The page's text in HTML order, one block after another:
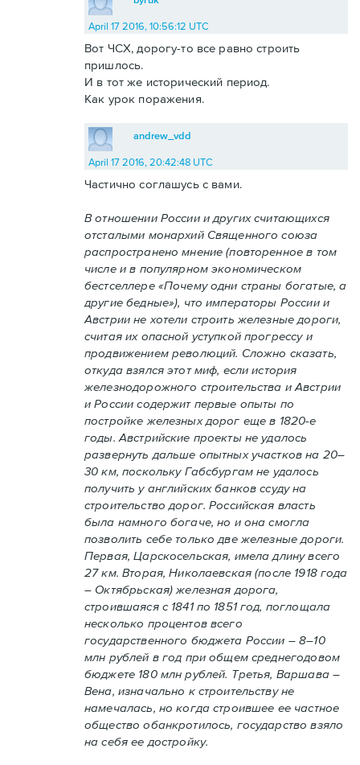
April 17 2016, 10:56:12 UTC
Вот ЧСХ, дорогу-то все равно строить
пришлось.
И в тот же исторический период.
Как урок поражения.
andrew_vdd
April 17 2016, 20:42:48 UTC
Частично соглашусь с вами.
В отношении России и других считающихся
отсталыми монархий Священного союза
распространено мнение (повторенное в том
числе и в популярном экономическом
бестселлере «Почему одни страны богатые, а
другие бедные»), что императоры России и
Австрии не хотели строить железные дороги,
считая их опасной уступкой прогрессу и
продвижением революций. Сложно сказать,
откуда взялся этот миф, если история
железнодорожного строительства и Австрии
и России содержит первые опыты по
постройке железных дорог еще в 1820-е
годы. Австрийские проекты не удалось
развернуть дальше опытных участков на 20–
30 км, поскольку Габсбургам не удалось
получить у английских банков ссуду на
строительство дорог. Российская власть
была намного богаче, но и она смогла
позволить себе только две железные дороги.
Первая, Царскосельская, имела длину всего
27 км. Вторая, Николаевская (после 1918 года
– Октябрьская) железная дорога,
строившаяся с 1841 по 1851 год, поглощала
несколько процентов всего
государственного бюджета России – 8–10
млн рублей в год при общем среднегодовом
бюджете 180 млн рублей. Третья, Варшава –
Вена, изначально к строительству не
намечалась, но когда строившее ее частное
общество обанкротилось, государство взяло
на себя ее достройку.